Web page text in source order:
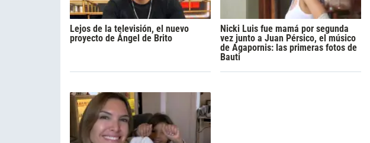
Lejos de la televisión, el nuevo
proyecto de Ángel de Brito
Nicki Luis fue mamá por segunda
vez junto a Juan Pérsico, el músico
de Agapornis: las primeras fotos de
Bauti